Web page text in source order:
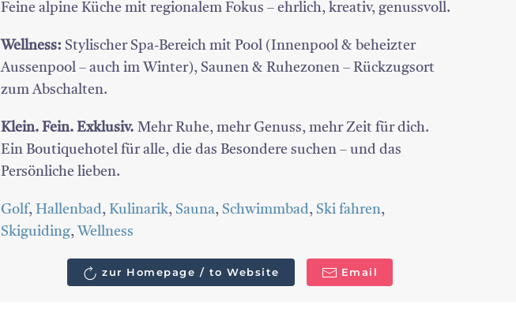
Feine alpine Küche mit regionalem Fokus – ehrlich, kreativ, genussvoll.
Wellness: Stylischer Spa-Bereich mit Pool (Innenpool & beheizter
Aussenpool – auch im Winter), Saunen & Ruhezonen – Rückzugsort
zum Abschalten.
Klein. Fein. Exklusiv. Mehr Ruhe, mehr Genuss, mehr Zeit für dich.
Ein Boutiquehotel für alle, die das Besondere suchen – und das
Persönliche lieben.
Golf, Hallenbad, Kulinarik, Sauna, Schwimmbad, Ski fahren,
Skiguiding, Wellness
zur Homepage / to Website Email